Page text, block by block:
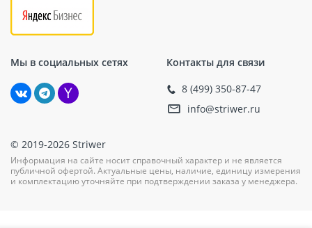
Мы в социальных сетях Контакты для связи
8 (499) 350-87-47
info@striwer.ru
© 2019-2026 Striwer
Информация на сайте носит справочный характер и не является
публичной офертой. Актуальные цены, наличие, единицу измерения
и комплектацию уточняйте при подтверждении заказа у менеджера.